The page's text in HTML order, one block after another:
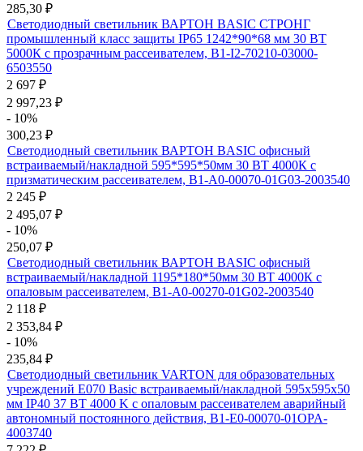
285,30 ₽
Светодиодный светильник ВАРТОН BASIC СТРОНГ
промышленный класс защиты IP65 1242*90*68 мм 30 ВТ
5000К с прозрачным рассеивателем, B1-I2-70210-03000-
6503550
2 697 ₽
2 997,23 ₽
- 10%
300,23 ₽
Светодиодный светильник ВАРТОН BASIC офисный
встраиваемый/накладной 595*595*50мм 30 ВТ 4000К с
призматическим рассеивателем, B1-A0-00070-01G03-2003540
2 245 ₽
2 495,07 ₽
- 10%
250,07 ₽
Светодиодный светильник ВАРТОН BASIC офисный
встраиваемый/накладной 1195*180*50мм 30 ВТ 4000К с
опаловым рассеивателем, B1-A0-00270-01G02-2003540
2 118 ₽
2 353,84 ₽
- 10%
235,84 ₽
Светодиодный светильник VARTON для образовательных
учреждений E070 Basic встраиваемый/накладной 595х595х50
мм IP40 37 ВТ 4000 K с опаловым рассеивателем аварийный
автономный постоянного действия, B1-E0-00070-01OPA-
4003740